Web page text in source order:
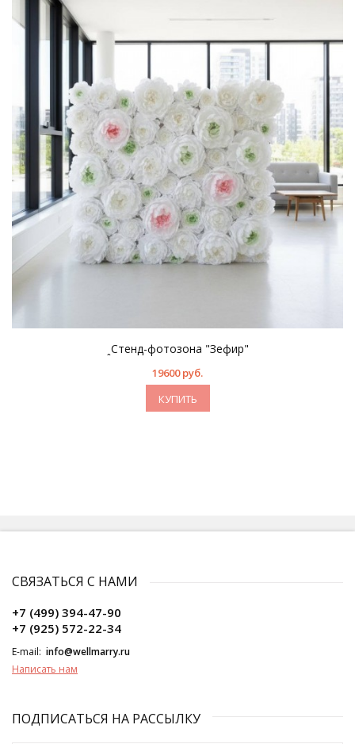
ꞈСтенд-фотозона "Зефир"
19600 руб.
КУПИТЬ
СВЯЗАТЬСЯ С НАМИ
+7 (499) 394-47-90
+7 (925) 572-22-34
E-mail: info@wellmarry.ru
Написать нам
ПОДПИСАТЬСЯ НА РАССЫЛКУ